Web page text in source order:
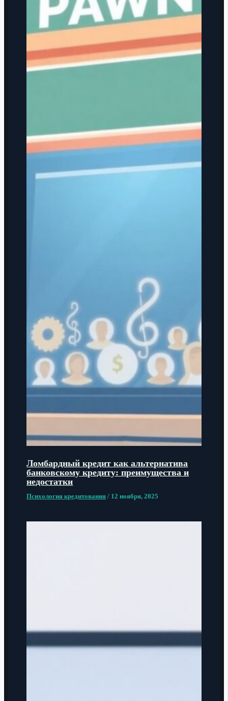
Ломбардный кредит как альтернатива
банковскому кредиту: преимущества и
недостатки
Психология кредитования / 12 ноября, 2025